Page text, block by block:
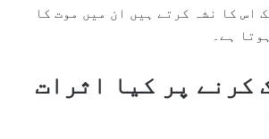
اس کا نشہ کرتے ہیں ان میں موت کا
ہے۔
کرنے پر کیا اثرات